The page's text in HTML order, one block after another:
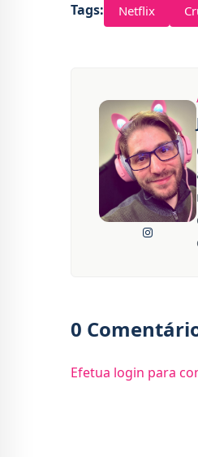
Tags: Netflix
0
Efetua login para